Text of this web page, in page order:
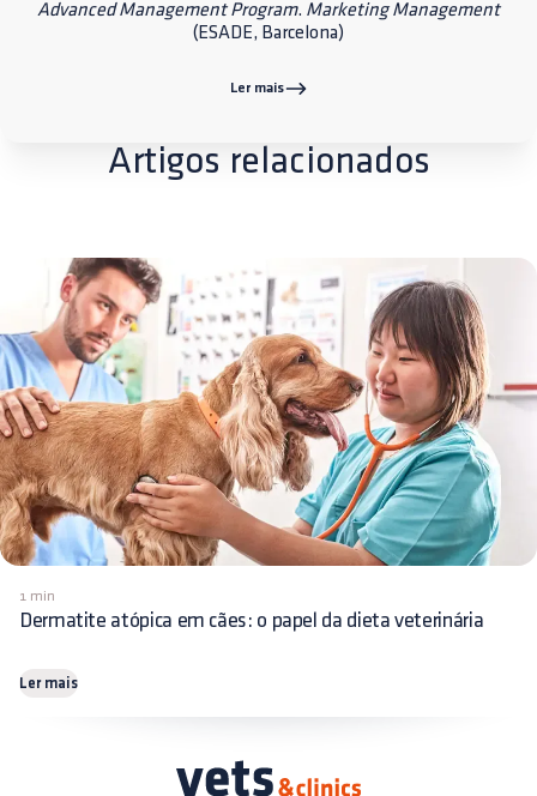
Advanced Management Program. Marketing Management
(ESADE, Barcelona)
Ler mais
Artigos relacionados
1 min
Dermatite atópica em cães: o papel da dieta veterinária
Ler mais